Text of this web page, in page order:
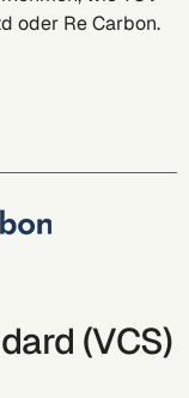
oder Re Carbon.
(VCS)